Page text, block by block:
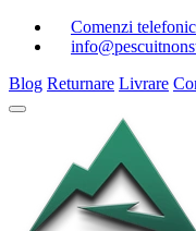
Comenzi
Blog Returnare Livrare